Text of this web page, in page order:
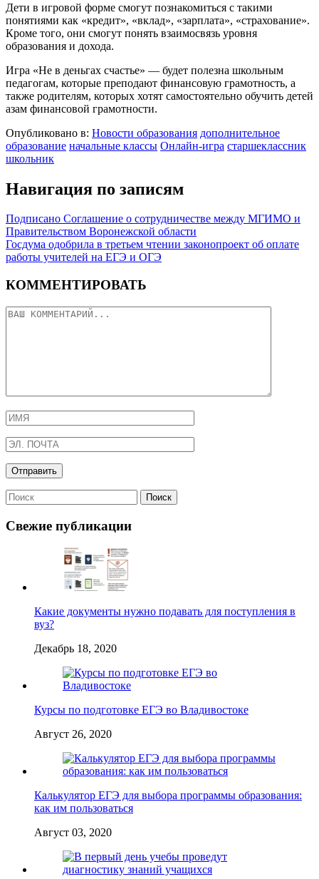
Дети в игровой форме смогут познакомиться с такими
понятиями как «кредит», «вклад», «зарплата», «страхование».
Кроме того, они смогут понять взаимосвязь уровня
образования и дохода.
Игра «Не в деньгах счастье» — будет полезна школьным
педагогам, которые преподают финансовую грамотность, а
также родителям, которых хотят самостоятельно обучить детей
азам финансовой грамотности.
Опубликовано в: Новости образования дополнительное
образование начальные классы Онлайн-игра старшеклассник
школьник
Навигация по записям
Подписано Соглашение о сотрудничестве между МГИМО и
Правительством Воронежской области
Госдума одобрила в третьем чтении законопроект об оплате
работы учителей на ЕГЭ и ОГЭ
КОММЕНТИРОВАТЬ
Свежие публикации
Какие документы нужно подавать для поступления в
вуз?
Декабрь 18, 2020
Курсы по подготовке ЕГЭ во Владивостоке
Август 26, 2020
Калькулятор ЕГЭ для выбора программы образования:
как им пользоваться
Август 03, 2020